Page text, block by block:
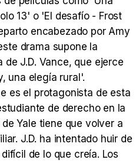
Tráiler Oficial en VOSE 'The Audacity'
Tráiler en español 'Outcome' (2026)
13' o 'El desafío - Frost
encabezado por Amy
drama supone la
J.D. Vance, que ejerce
una elegía rural'.
es el protagonista de esta
de derecho en la
Yale tiene que volver a
J.D. ha intentado huir de
de lo que creía. Los